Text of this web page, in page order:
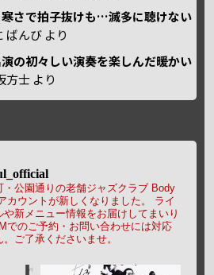
さで拍子抜けも…滅多に聴けない
ばんび より
の初々しい演奏を楽しんだ暖かい
方士 より
・公園通りの老舗ジャズクラブ Body
カウントが新しくなりました。
ライ
や新メニュー情報をお届けしてまいり
でのご予約・お問い合わせには対応
ご了承くださいませ。